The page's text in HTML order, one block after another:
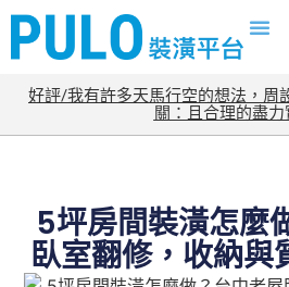
好評/我有許多天馬行空的想法，周
關：且合理的盡力
5坪房間裝潢怎麼
臥室翻修，收納與